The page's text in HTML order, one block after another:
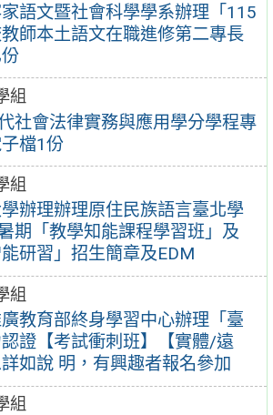
語文暨社會科學學系辦理「115
師本土語文在職進修第二專長
組
社會法律實務與應用學分學程專
檔1份
組
辦理辦理原住民族語言臺北學
期「教學知能課程學習班」及
能研習」招生簡章及EDM
組
教育部終身學習中心辦理「臺
證【考試衝刺班】【實體/遠
如說 明，有興趣者報名參加
組